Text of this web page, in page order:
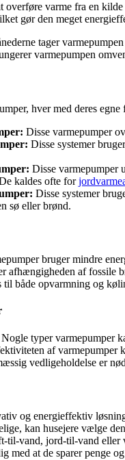
overføre varme fra en
gør den meget
tager
varmepumpen
hver med deres egne
Disse varmepumper
Disse systemer
Disse varmepumper
kaldes ofte for
Disse systemer
sø eller brønd.
bruger mindre
afhængigheden af fossile
til både opvarmning og
Nogle typer varmepumper
af varmepumper
vedligeholdelse er
og energieffektiv
kan husejere vælge
til-vand, jord-til-vand
med at de sparer penge